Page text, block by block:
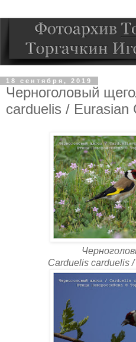
18 сентября, 2019
Черноголовый
carduelis / Eurasian
Carduelis carduelis